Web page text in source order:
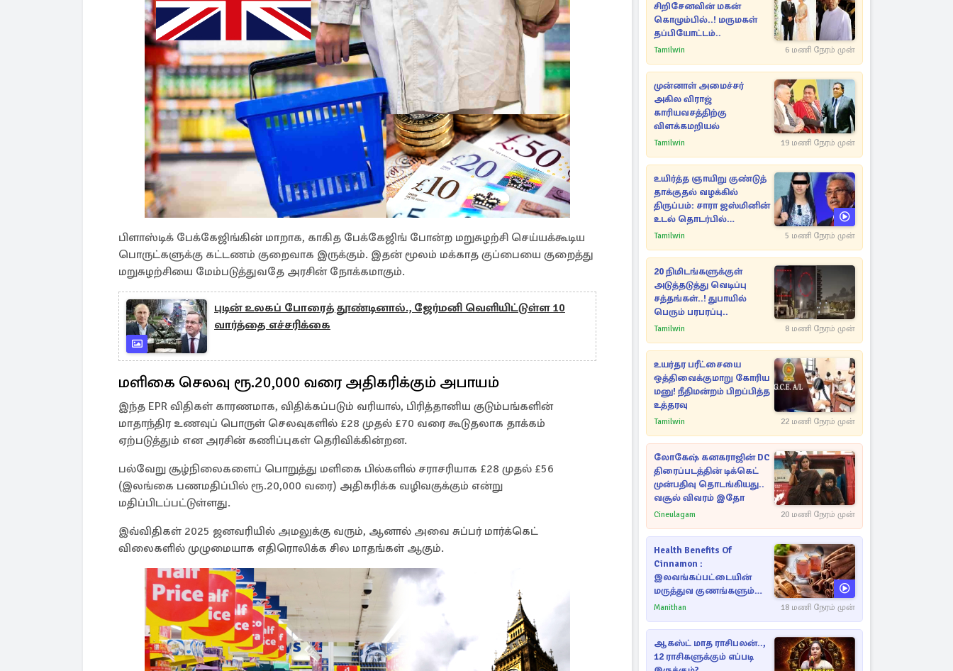
பிளாஸ்டிக் பேக்கேஜிங்கின் மாறாக, காகித பேக்கேஜிங் போன்ற மறுசுழற்சி செய்யக்கூடிய
பொருட்களுக்கு கட்டணம் குறைவாக இருக்கும். இதன் மூலம் மக்காத குப்பையை குறைத்து
மறுசுழற்சியை மேம்படுத்துவதே அரசின் நோக்கமாகும்.
புடின் உலகப் போரைத் தூண்டினால்., ஜேர்மனி வெளியிட்டுள்ள 10
வார்த்தை எச்சரிக்கை
மளிகை செலவு ரூ.20,000 வரை அதிகரிக்கும் அபாயம்
இந்த EPR விதிகள் காரணமாக, விதிக்கப்படும் வரியால், பிரித்தானிய குடும்பங்களின்
மாதாந்திர உணவுப் பொருள் செலவுகளில் £28 முதல் £70 வரை கூடுதலாக தாக்கம்
ஏற்படுத்தும் என அரசின் கணிப்புகள் தெரிவிக்கின்றன.
பல்வேறு சூழ்நிலைகளைப் பொறுத்து மளிகை பில்களில் சராசரியாக £28 முதல் £56
(இலங்கை பணமதிப்பில் ரூ.20,000 வரை) அதிகரிக்க வழிவகுக்கும் என்று
மதிப்பிடப்பட்டுள்ளது.
இவ்விதிகள் 2025 ஜனவரியில் அமலுக்கு வரும், ஆனால் அவை சுப்பர் மார்க்கெட்
விலைகளில் முழுமையாக எதிரொலிக்க சில மாதங்கள் ஆகும்.
சிறிசேனவின் மகன்
கொழும்பில்..! மருமகள்
தப்பியோட்டம்..
Tamilwin 6 மணி நேரம் முன்
முன்னாள் அமைச்சர்
அகில விராஜ்
காரியவசத்திற்கு
விளக்கமறியல்
Tamilwin 19 மணி நேரம் முன்
உயிர்த்த ஞாயிறு குண்டுத்
தாக்குதல் வழக்கில்
திருப்பம்: சாரா ஜஸ்மினின்
உடல் தொடர்பில்
நீதிமன்றத்தில் வெளியான
Tamilwin 5 மணி நேரம் முன்
20 நிமிடங்களுக்குள்
அடுத்தடுத்து வெடிப்பு
சத்தங்கள்..! துபாயில்
பெரும் பரபரப்பு..
Tamilwin 8 மணி நேரம் முன்
உயர்தர பரீட்சையை
ஒத்திவைக்குமாறு கோரிய
மனு! நீதிமன்றம் பிறப்பித்த
உத்தரவு
Tamilwin 22 மணி நேரம் முன்
லோகேஷ் கனகராஜின் DC
திரைப்படத்தின் டிக்கெட்
முன்பதிவு தொடங்கியது..
வசூல் விவரம் இதோ
Cineulagam 20 மணி நேரம் முன்
Health Benefits Of
Cinnamon :
இலவங்கப்பட்டையின்
மருத்துவ குணங்களும்
ஆரோக்கிய
Manithan 18 மணி நேரம் முன்
ஆகஸ்ட் மாத ராசிபலன்..,
12 ராசிகளுக்கும் எப்படி